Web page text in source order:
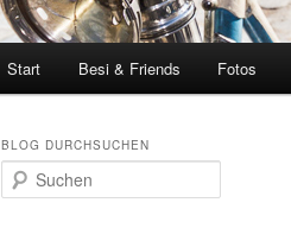
Start Besi & Friends Fotos
BLOG DURCHSUCHEN
u